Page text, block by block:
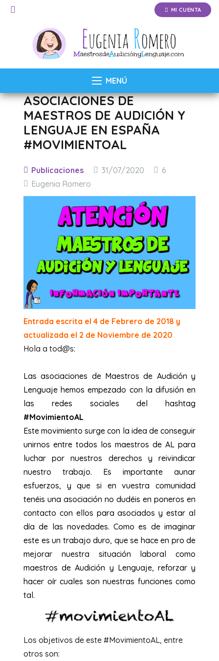
MI CUENTA
MENÚ
ASOCIACIONES DE
MAESTROS DE AUDICIÓN Y
LENGUAJE EN ESPAÑA
#MOVIMIENTOAL
Publicaciones 31/07/2020 6Comentarios
Eugenia Romero
Entrada escrita el 4 de Febrero de 2018 y
actualizada el 2 de Noviembre de 2020
Hola a tod@s:
Las asociaciones de Maestros de Audición y
Lenguaje hemos empezado con la difusión en
las redes sociales del hashtag
#MovimientoAL
Este movimiento surge con la idea de conseguir
unirnos entre todos los maestros de AL para
luchar por nuestros derechos y reivindicar
nuestro trabajo. Es importante aunar
esfuerzos, y que si en vuestra comunidad
tenéis una asociación no dudéis en poneros en
contacto con ellos para asociados y estar al
día de las novedades.Como es de imaginar
este es un trabajo duro, que se hace en pro de
mejorar nuestra situación laboral como
maestros de Audición y Lenguaje, reforzar y
hacer oír cuales son nuestras funciones como
tal.
Los objetivos de este #MovimientoAL, entre
otros son: